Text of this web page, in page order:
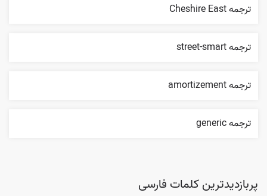
ترجمه Cheshire East
ترجمه street-smart
ترجمه amortizement
ترجمه generic
پربازدیدترین کلمات فارسی